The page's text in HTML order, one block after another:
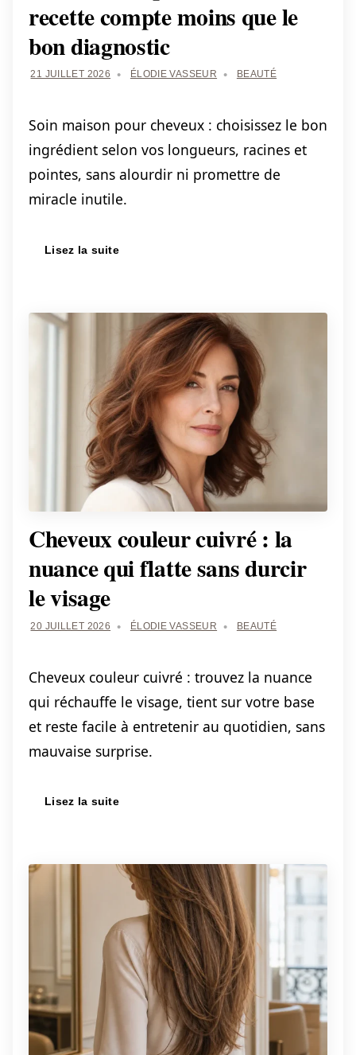
recette compte moins que le
bon diagnostic
21 JUILLET 2026 ÉLODIE VASSEUR BEAUTÉ
Soin maison pour cheveux : choisissez le bon
ingrédient selon vos longueurs, racines et
pointes, sans alourdir ni promettre de
miracle inutile.
Lisez la suite
Cheveux couleur cuivré : la
nuance qui flatte sans durcir
le visage
20 JUILLET 2026 ÉLODIE VASSEUR BEAUTÉ
Cheveux couleur cuivré : trouvez la nuance
qui réchauffe le visage, tient sur votre base
et reste facile à entretenir au quotidien, sans
mauvaise surprise.
Lisez la suite